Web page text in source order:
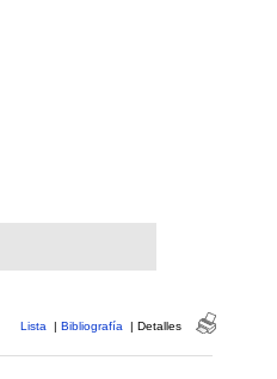
Lista | Bibliografía | Detalles